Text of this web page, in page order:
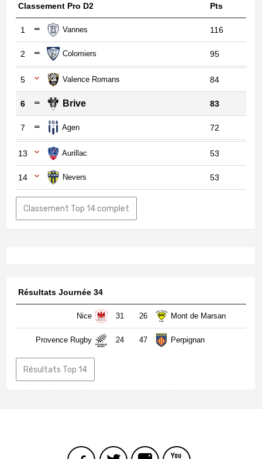
Classement Pro D2 Pts
1 Vannes 116
2 Colomiers 95
5 Valence Romans 84
6 Brive 83
7 Agen 72
13 Aurillac 53
14 Nevers 53
Classement Top 14 complet
Résultats Journée 34
Nice 31 26 Mont de Marsan
Provence Rugby 24 47 Perpignan
Résultats Top 14